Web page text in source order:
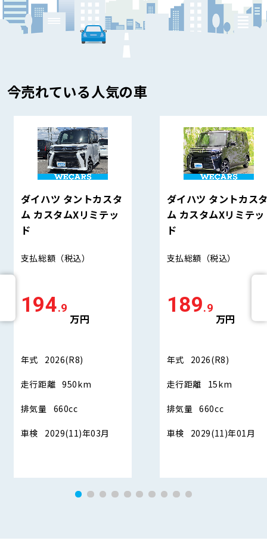
今売れている人気の車
ダイハツ タントカスタ
ム カスタムXリミテッ
ド
支払総額 （税込）
194.9
万円
年式 2026(R8)
走行距離 950km
排気量 660cc
車検 2029(11)年03月
ダイハツ タントカス
ム カスタムXリミテッ
ド
支払総額 （税込）
189.9
万円
年式 2026(R8)
走行距離 15km
排気量 660cc
車検 2029(11)年01月